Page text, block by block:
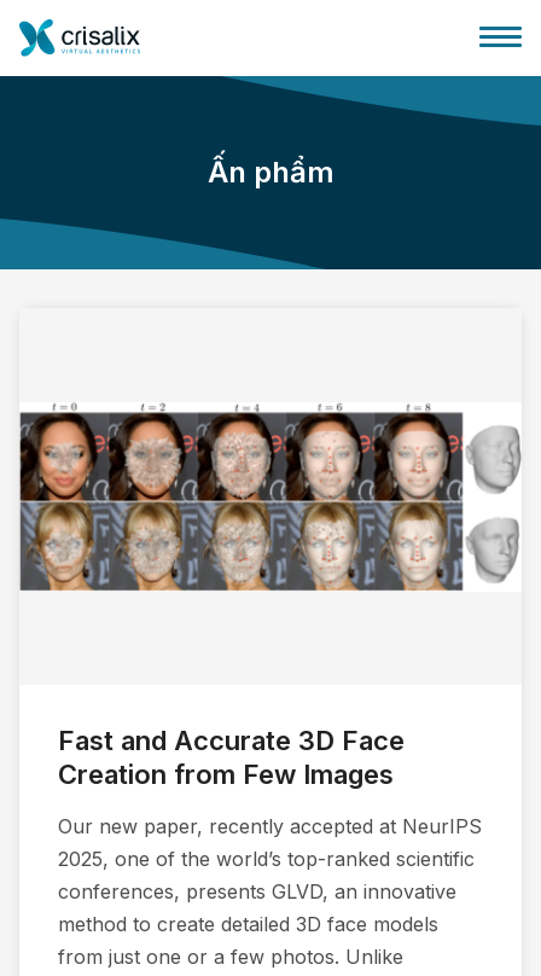
Bác sĩ phẫu thuật
Đánh giá của bệnh nhân
Ấn phẩm
Fast and Accurate 3D Face
Creation from Few Images
Our new paper, recently accepted at NeurIPS
2025, one of the world’s top-ranked scientific
conferences, presents GLVD, an innovative
method to create detailed 3D face models
from just one or a few photos. Unlike